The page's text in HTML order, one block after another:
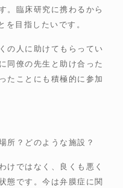
。臨床研究に携わるから
を目指したいです。
の人に助けてもらってい
同僚の先生と助け合った
たことにも積極的に参加
所？どのような施設？
けではなく、良くも悪く
態です。今は弁膜症に関